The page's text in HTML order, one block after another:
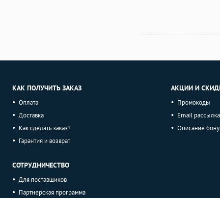
КАК ПОЛУЧИТЬ ЗАКАЗ
Оплата
Доставка
Как сделать заказ?
Гарантия и возврат
СОТРУДНИЧЕСТВО
Для поставщиков
Партнерская программа
АКЦИИ И
Промокоды
Email рассылка
Описание